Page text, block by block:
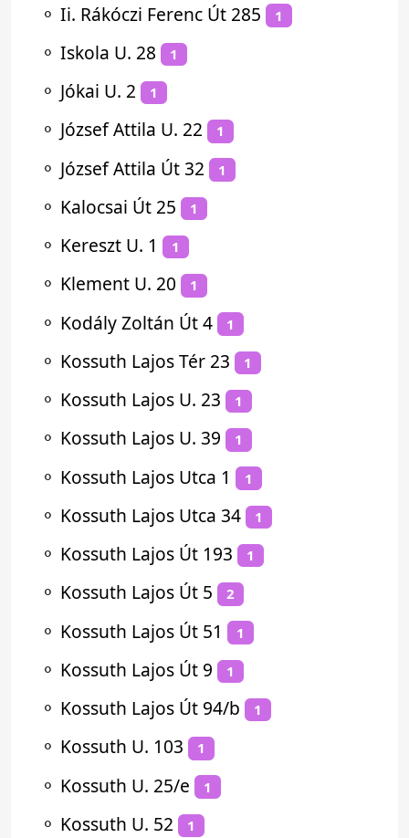
⚬ Ii. Rákóczi Ferenc Út 285 1
⚬ Iskola U. 28 1
⚬ Jókai U. 2 1
⚬ József Attila U. 22 1
⚬ József Attila Út 32 1
⚬ Kalocsai Út 25 1
⚬ Kereszt U. 1 1
⚬ Klement U. 20 1
⚬ Kodály Zoltán Út 4 1
⚬ Kossuth Lajos Tér 23 1
⚬ Kossuth Lajos U. 23 1
⚬ Kossuth Lajos U. 39 1
⚬ Kossuth Lajos Utca 1 1
⚬ Kossuth Lajos Utca 34 1
⚬ Kossuth Lajos Út 193 1
⚬ Kossuth Lajos Út 5 2
⚬ Kossuth Lajos Út 51 1
⚬ Kossuth Lajos Út 9 1
⚬ Kossuth Lajos Út 94/b 1
⚬ Kossuth U. 103 1
⚬ Kossuth U. 25/e 1
⚬ Kossuth U. 52 1